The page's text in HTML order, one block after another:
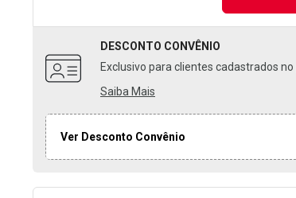
DESCONTO CONVÊNIO
Exclusivo para clientes cadastrados
Saiba Mais
Ver Desconto Convênio